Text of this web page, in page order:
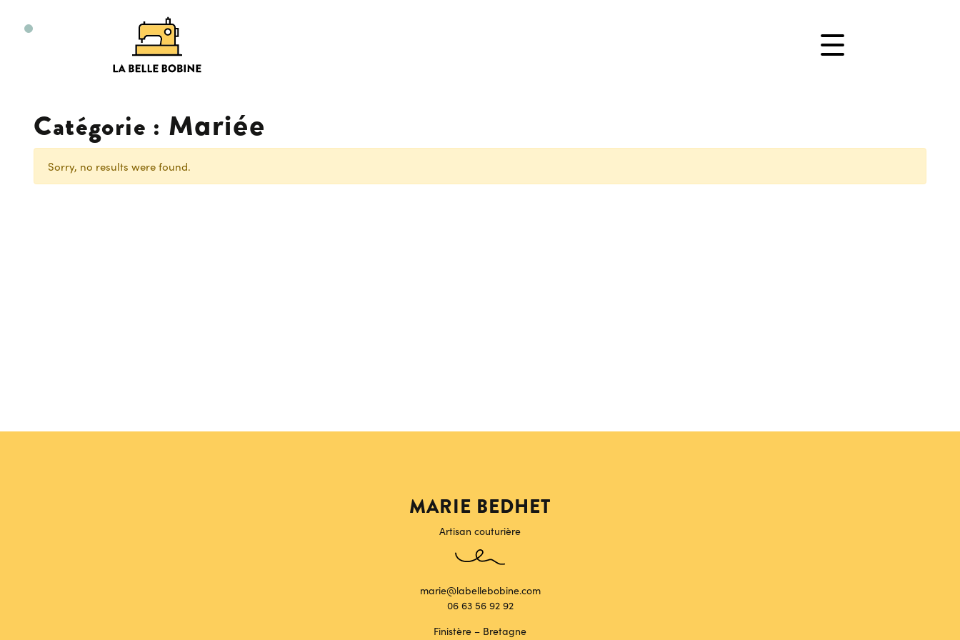
Catégorie : Mariée
Sorry, no results were found.
MARIE BEDHET
Artisan couturière
marie@labellebobine.com
06 63 56 92 92
Finistère – Bretagne